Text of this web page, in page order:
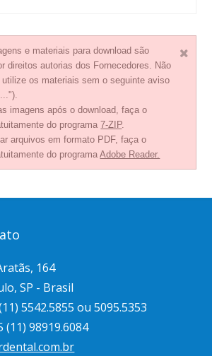
e materiais para download são
direitos autorias dos Fornecedores. Não
utilize os materiais sem o seguinte aviso
imagens após o download, faça o
do programa7-ZIP.
arquivos em formato PDF, faça o
do programaAdobe Reader.
164
SP - Brasil
5542.5855 ou 5095.5353
(11) 98919.6084